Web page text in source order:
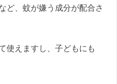
ど、蚊が嫌う成分が配合さ
使えますし、子どもにも